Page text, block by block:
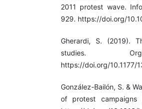
2011 protest wave.
929. https://doi.org/
Gherardi, S. (2019).
studies.
https://doi.org/10.1177/
González-Bailón, S. &
of protest campaigns